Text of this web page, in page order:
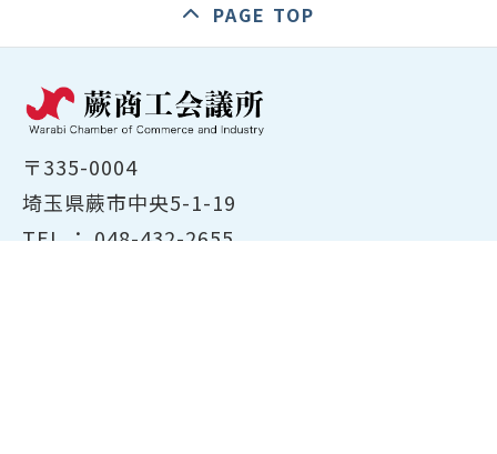
PAGE TOP
〒335-0004
埼玉県蕨市中央5-1-19
TEL ： 048-432-2655